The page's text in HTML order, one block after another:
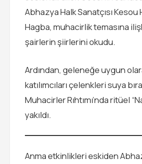
Abhazya Halk Sanatçısı Kesou
Hagba, muhacirlik temasına
şairlerin şiirlerini okudu.
Ardından, geleneğe uygun
katılımcıları çelenkleri suya
Muhacirler Rıhtımı’nda ritüel
yakıldı.
Anma etkinlikleri eskiden